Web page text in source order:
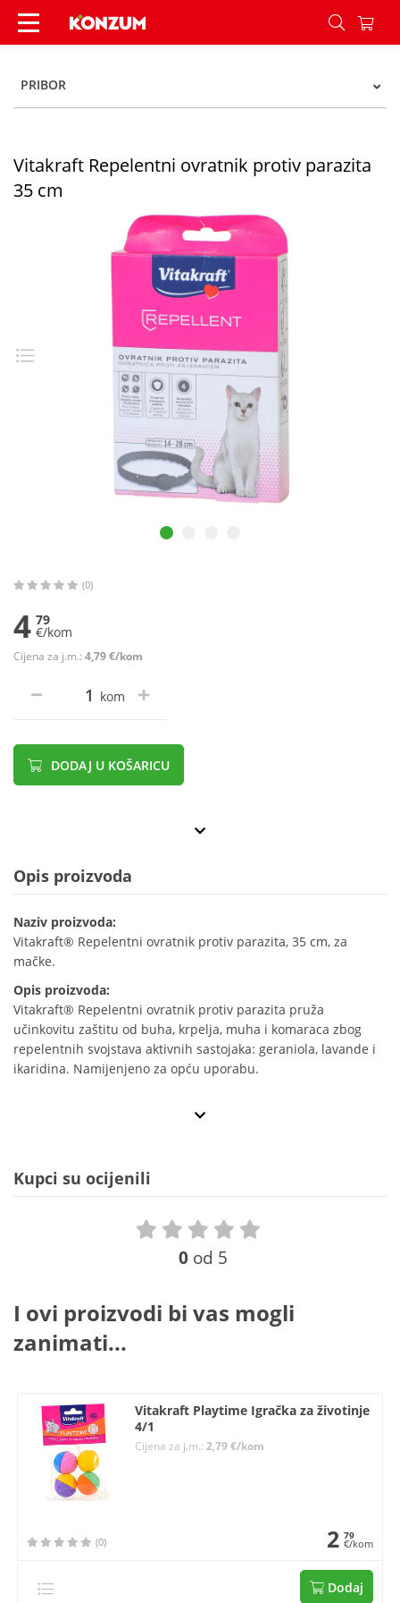
Vitakraft Repelentni ovratnik protiv parazita 35
PRIBOR
Vitakraft Repelentni ovratnik protiv parazita
35 cm
(0)
4 79
€/kom
Cijena za j.m.: 4,79 €/kom
kom
DODAJ U KOŠARICU
Opis proizvoda
Naziv proizvoda:
Vitakraft® Repelentni ovratnik protiv parazita, 35 cm, za
mačke.
Opis proizvoda:
Vitakraft® Repelentni ovratnik protiv parazita pruža
učinkovitu zaštitu od buha, krpelja, muha i komaraca zbog
repelentnih svojstava aktivnih sastojaka: geraniola, lavande i
ikaridina. Namijenjeno za opću uporabu.
Kupci su ocijenili
0 od 5
I ovi proizvodi bi vas mogli
zanimati...
Vitakraft Playtime Igračka za životinje
4/1
Cijena za j.m.: 2,79 €/kom
(0) 2 79
€/kom
Dodaj